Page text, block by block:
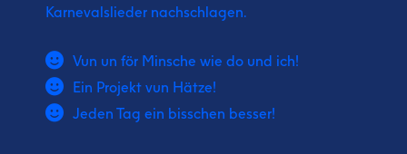
Karnevalslieder nachschlagen.
Vun un för Minsche wie do und ich!
Ein Projekt vun Hätze!
Jeden Tag ein bisschen besser!